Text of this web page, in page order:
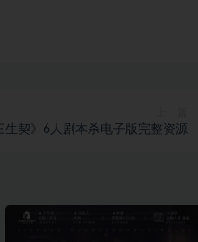
生契》6人剧本杀电子版完整资源